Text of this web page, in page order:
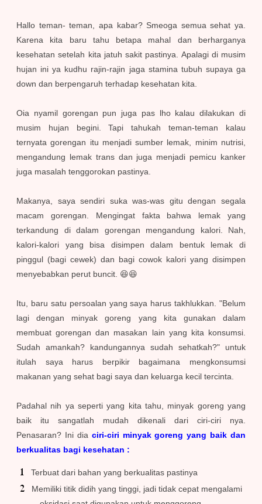
Hallo teman- teman, apa kabar? Smeoga semua sehat ya.
Karena kita baru tahu betapa mahal dan berharganya
kesehatan setelah kita jatuh sakit pastinya. Apalagi di musim
hujan ini ya kudhu rajin-rajin jaga stamina tubuh supaya ga
down dan berpengaruh terhadap kesehatan kita.
Oia nyamil gorengan pun juga pas lho kalau dilakukan di
musim hujan begini. Tapi tahukah teman-teman kalau
ternyata gorengan itu menjadi sumber lemak, minim nutrisi,
mengandung lemak trans dan juga menjadi pemicu kanker
juga masalah tenggorokan pastinya.
Makanya, saya sendiri suka was-was gitu dengan segala
macam gorengan. Mengingat fakta bahwa lemak yang
terkandung di dalam gorengan mengandung kalori. Nah,
kalori-kalori yang bisa disimpen dalam bentuk lemak di
pinggul (bagi cewek) dan bagi cowok kalori yang disimpen
menyebabkan perut buncit. 😆😆
Itu, baru satu persoalan yang saya harus takhlukkan. "Belum
lagi dengan minyak goreng yang kita gunakan dalam
membuat gorengan dan masakan lain yang kita konsumsi.
Sudah amankah? kandungannya sudah sehatkah?" untuk
itulah saya harus berpikir bagaimana mengkonsumsi
makanan yang sehat bagi saya dan keluarga kecil tercinta.
Padahal nih ya seperti yang kita tahu, minyak goreng yang
baik itu sangatlah mudah dikenali dari ciri-ciri nya.
Penasaran? Ini dia ciri-ciri minyak goreng yang baik dan
berkualitas bagi kesehatan :
Terbuat dari bahan yang berkualitas pastinya
Memiliki titik didih yang tinggi, jadi tidak cepat mengalami